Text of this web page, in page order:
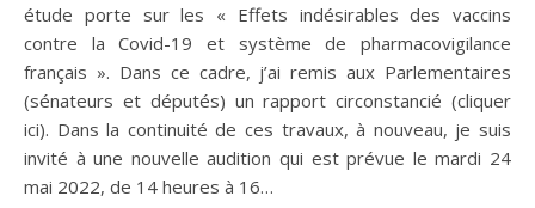
étude porte sur les « Effets indésirables des vaccins
contre la Covid-19 et système de pharmacovigilance
français ». Dans ce cadre, j’ai remis aux Parlementaires
(sénateurs et députés) un rapport circonstancié (cliquer
ici). Dans la continuité de ces travaux, à nouveau, je suis
invité à une nouvelle audition qui est prévue le mardi 24
mai 2022, de 14 heures à 16…